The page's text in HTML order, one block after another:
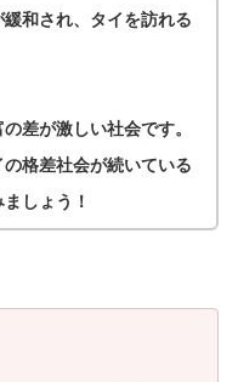
和され、タイを訪れる
差が激しい社会です。
格差社会が続いている
しょう！